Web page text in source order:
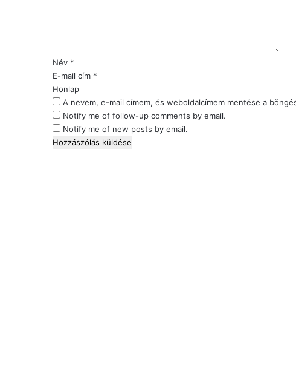
l
á
s
*
Név *
E-mail cím *
Honlap
A nevem, e-mail címem, és weboldalcímem mentése a
Notify me of follow-up comments by email.
Notify me of new posts by email.